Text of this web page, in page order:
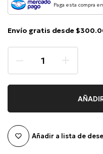
Paga esta compra en
Envío gratis desde
Añadir a lista de